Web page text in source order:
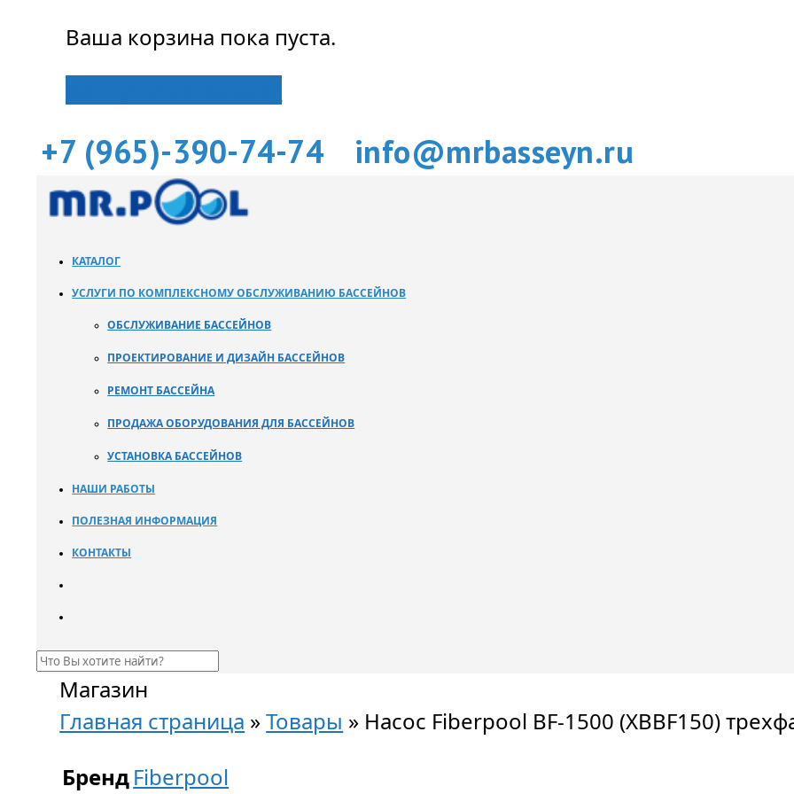
Ваша корзина пока пуста.
+7 (965)-390-74-74 info@mrbasseyn.ru
КАТАЛОГ
УСЛУГИ ПО КОМПЛЕКСНОМУ ОБСЛУЖИВАНИЮ БАССЕЙНОВ
ОБСЛУЖИВАНИЕ БАССЕЙНОВ
ПРОЕКТИРОВАНИЕ И ДИЗАЙН БАССЕЙНОВ
РЕМОНТ БАССЕЙНА
ПРОДАЖА ОБОРУДОВАНИЯ ДЛЯ БАССЕЙНОВ
УСТАНОВКА БАССЕЙНОВ
НАШИ РАБОТЫ
ПОЛЕЗНАЯ ИНФОРМАЦИЯ
КОНТАКТЫ
Магазин
Главная страница »Товары » Насос Fiberpool BF-1500 (XBBF150)
БрендFiberpool